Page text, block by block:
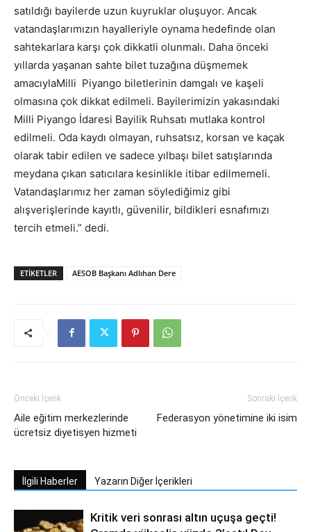
satıldığı bayilerde uzun kuyruklar oluşuyor. Ancak
vatandaşlarımızın hayalleriyle oynama hedefinde olan
sahtekarlara karşı çok dikkatli olunmalı. Daha önceki
yıllarda yaşanan sahte bilet tuzağına düşmemek
amacıylaMilli Piyango biletlerinin damgalı ve kaşeli
olmasına çok dikkat edilmeli. Bayilerimizin yakasındaki
Milli Piyango İdaresi Bayilik Ruhsatı mutlaka kontrol
edilmeli. Oda kaydı olmayan, ruhsatsız, korsan ve kaçak
olarak tabir edilen ve sadece yılbaşı bilet satışlarında
meydana çıkan satıcılara kesinlikle itibar edilmemeli.
Vatandaşlarımız her zaman söylediğimiz gibi
alışverişlerinde kayıtlı, güvenilir, bildikleri esnafımızı
tercih etmeli.” dedi.
ETIKETLER AESOB Başkanı Adlıhan Dere
Önceki İçerik
Aile eğitim merkezlerinde
ücretsiz diyetisyen hizmeti
Sonraki İçerik
Federasyon yönetimine iki isim
İlgili Haberler Yazarın Diğer İçerikleri
Kritik veri sonrası altın uçuşa geçti!